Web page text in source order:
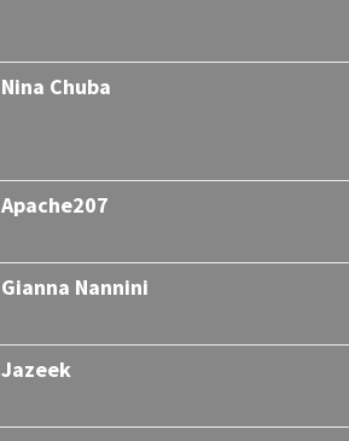
Nina Chuba
Apache207
Gianna Nannini
Jazeek